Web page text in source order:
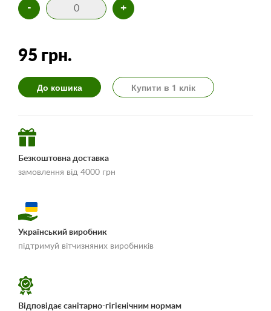
- +
95 грн.
До кошика Купити в 1 клік
Безкоштовна доставка
замовлення від 4000 грн
«Умови доставки і
Український виробник
підтримуй вітчизняних виробників
Відповідає санітарно-гігієнічним нормам